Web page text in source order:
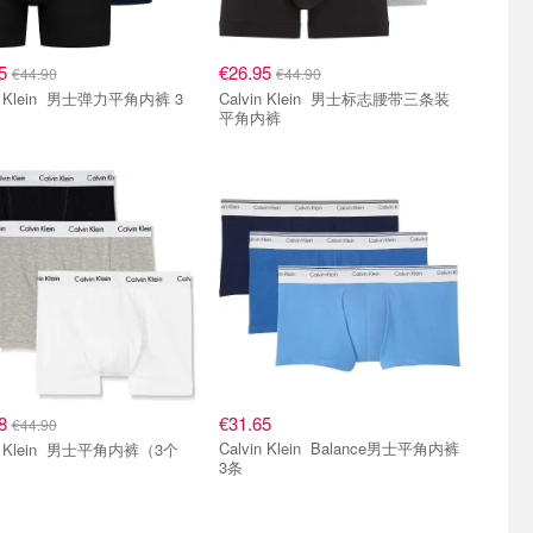
€44.90
平角内裤 3
€26.95 €44.90
Calvin Klein 男士标志腰带三条装
平角内裤
€44.90
角内裤（3个
€31.65
Calvin Klein Balance男士平角内裤
3条